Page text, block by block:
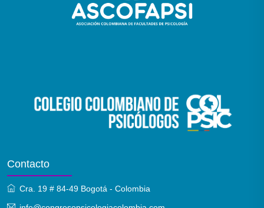
Contacto
Cra. 19 # 84-49 Bogotá - Colombia